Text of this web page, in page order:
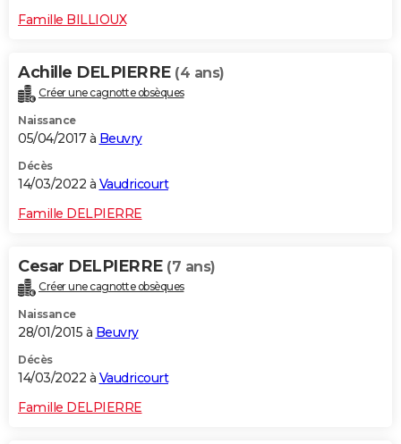
Famille BILLIOUX
Achille DELPIERRE (4 ans)
Créer une cagnotte obsèques
Naissance
05/04/2017 à Beuvry
Décès
14/03/2022 à Vaudricourt
Famille DELPIERRE
Cesar DELPIERRE (7 ans)
Créer une cagnotte obsèques
Naissance
28/01/2015 à Beuvry
Décès
14/03/2022 à Vaudricourt
Famille DELPIERRE